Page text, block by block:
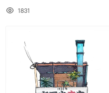
1831